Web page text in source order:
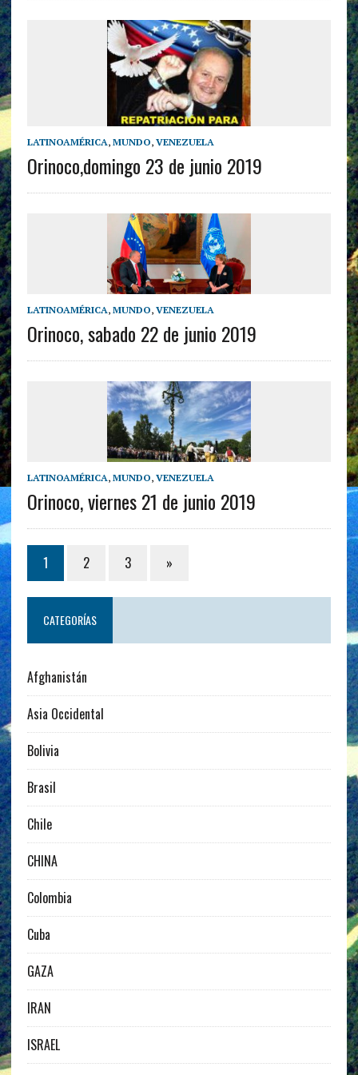
LATINOAMÉRICA, MUNDO, VENEZUELA
Orinoco,domingo 23 de junio 2019
LATINOAMÉRICA, MUNDO, VENEZUELA
Orinoco, sabado 22 de junio 2019
LATINOAMÉRICA, MUNDO, VENEZUELA
Orinoco, viernes 21 de junio 2019
1 2 3 »
CATEGORÍAS
Afghanistán
Asia Occidental
Bolivia
Brasil
Chile
CHINA
Colombia
Cuba
GAZA
IRAN
ISRAEL